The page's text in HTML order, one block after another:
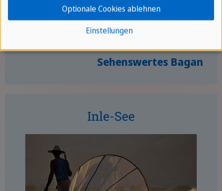
40 km² großes Tempelareal
Mehr als 2200 Bauwerke
Wandmalereien
Sehenswertes Bagan
Inle-See
Einstellungen
Optionale Cookies ablehnen